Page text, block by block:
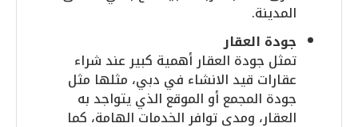
المدينة.
جودة العقار
تمثل جودة العقار أهمية كبير عند شراء
عقارات قيد الانشاء في دبي، مثلها مثل
جودة المجمع أو الموقع الذي يتواجد به
العقار، ومدى توافر الخدمات الهامة، كما